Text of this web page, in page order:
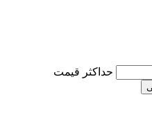
حداكثر قيمت